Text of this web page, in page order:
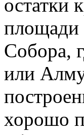
остатки
площади
Собора,
или
хорошо